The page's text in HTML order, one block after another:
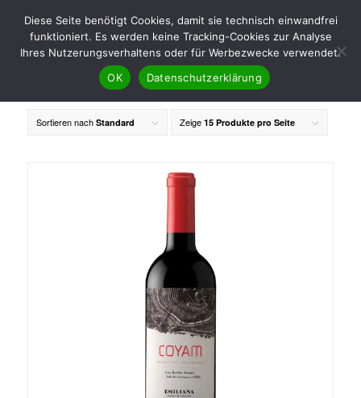
Sortieren nach Standard Zeige 15 Produkte pro Seite
Diese Seite benötigt Cookies, damit sie technisch einwandfrei
funktioniert. Es werden keine Tracking-Cookies zur Analyse
Ihres Nutzerungsverhaltens oder für Werbezwecke verwendet.
OK
Datenschutzerklärung